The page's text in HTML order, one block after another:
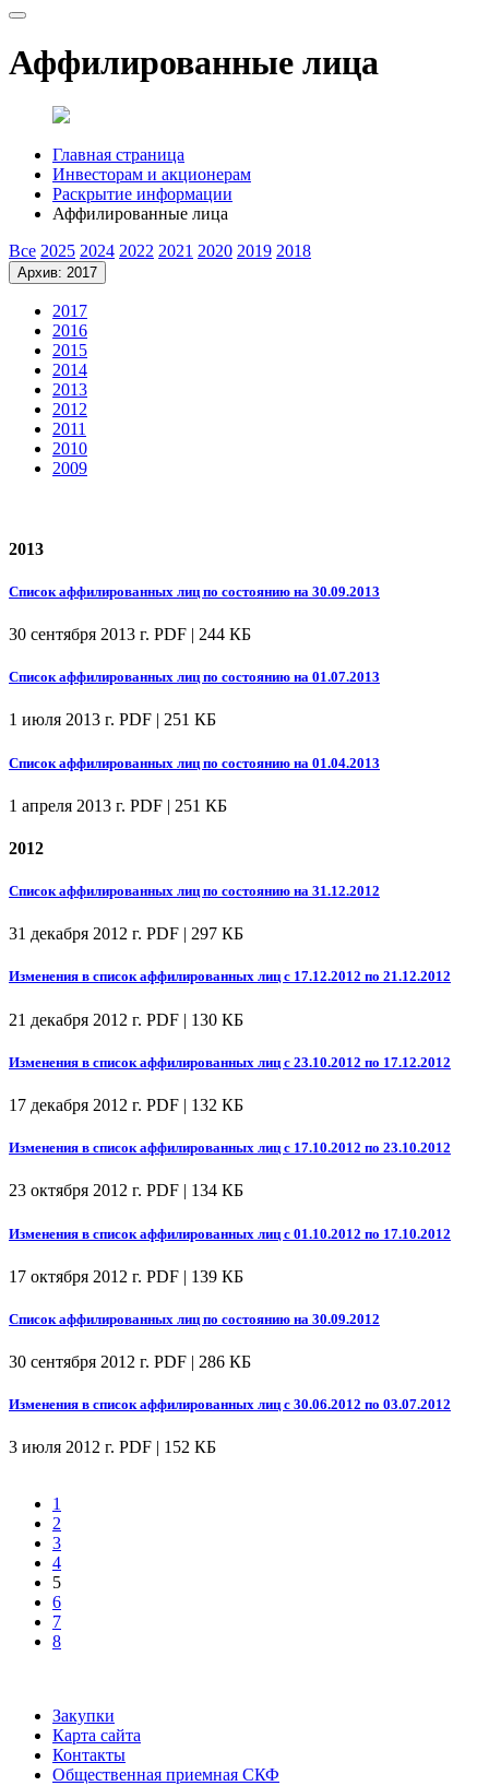
Аффилированные лица
Главная страница
Инвесторам и акционерам
Раскрытие информации
Аффилированные лица
Все 2025 2024 2022 2021 2020 2019 2018
Архив: 2017
2017
2016
2015
2014
2013
2012
2011
2010
2009
2013
Список аффилированных лиц по состоянию на 30.09.2013
30 сентября 2013 г. PDF | 244 КБ
Список аффилированных лиц по состоянию на 01.07.2013
1 июля 2013 г. PDF | 251 КБ
Список аффилированных лиц по состоянию на 01.04.2013
1 апреля 2013 г. PDF | 251 КБ
2012
Список аффилированных лиц по состоянию на 31.12.2012
31 декабря 2012 г. PDF | 297 КБ
Изменения в список аффилированных лиц с 17.12.2012 по 21.12.2012
21 декабря 2012 г. PDF | 130 КБ
Изменения в список аффилированных лиц с 23.10.2012 по 17.12.2012
17 декабря 2012 г. PDF | 132 КБ
Изменения в список аффилированных лиц с 17.10.2012 по 23.10.2012
23 октября 2012 г. PDF | 134 КБ
Изменения в список аффилированных лиц с 01.10.2012 по 17.10.2012
17 октября 2012 г. PDF | 139 КБ
Список аффилированных лиц по состоянию на 30.09.2012
30 сентября 2012 г. PDF | 286 КБ
Изменения в список аффилированных лиц с 30.06.2012 по 03.07.2012
3 июля 2012 г. PDF | 152 КБ
1
2
3
4
5
6
7
8
Закупки
Карта сайта
Контакты
Общественная приемная СКФ